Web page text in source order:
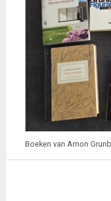
Boeken van Arnon